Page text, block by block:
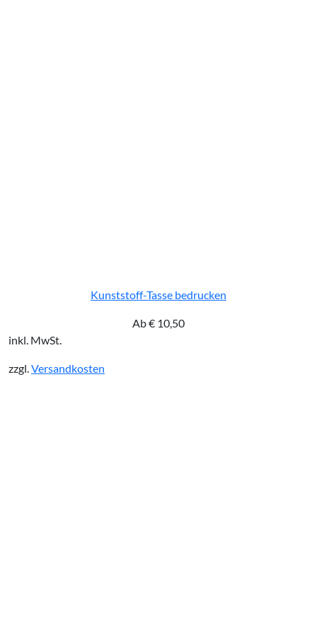
Kunststoff-Tasse bedrucken
Ab€ 10,50
inkl. MwSt.
zzgl. Versandkosten